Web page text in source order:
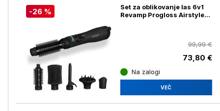
-26 %
Set za oblikovanje las 6v1
Revamp Progloss Airstyle
99,99 €
73,80 €
Na zalogi
VEČ